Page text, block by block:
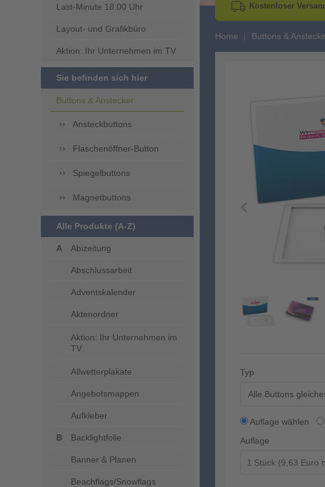
Last-Minute 18:00 Uhr
Layout- und Grafikbüro
Aktion: Ihr Unternehmen im TV
Sie befinden sich hier
Buttons & Anstecker
Ansteckbuttons
Flaschenöffner-Button
Spiegelbuttons
Magnetbuttons
Alle Produkte (A-Z)
Abizeitung
Abschlussarbeit
Adventskalender
Aktenordner
Aktion: Ihr Unternehmen im
TV
Allwetterplakate
Angebotsmappen
Aufkleber
Backlightfolie
Banner & Planen
Beachflags/Snowflags
Kostenloser
Home Buttons &
Typ
Alle Buttons
Auflage wählen
Auflage